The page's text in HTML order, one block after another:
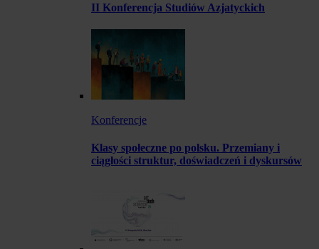
II Konferencja Studiów Azjatyckich
Konferencje
Klasy społeczne po polsku. Przemiany i
ciągłości struktur, doświadczeń i dyskursów